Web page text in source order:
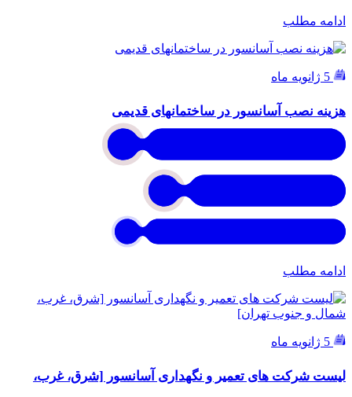
ادامه مطلب
هزینه نصب آسانسور در ساختمانهای قدیمی
ادامه مطلب
لیست شرکت های تعمیر و نگهداری آسانسور [شرق، غرب،